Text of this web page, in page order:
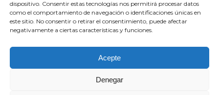
dispositivo. Consentir estas tecnologías nos permitirá procesar datos
como el comportamiento de navegación o identificaciones únicas en
este sitio. No consentir o retirar el consentimiento, puede afectar
negativamente a ciertas características y funciones.
Acepte
Denegar
© 2026 True Fitness. All Rights Reserved
Política de privacidad
Condiciones generales
Declaración de accesibilidad